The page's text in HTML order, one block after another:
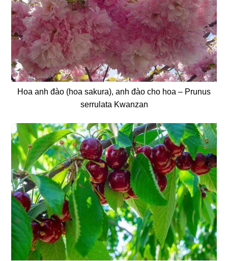
Hoa anh đào (hoa sakura), anh đào cho hoa – Prunus
serrulata Kwanzan